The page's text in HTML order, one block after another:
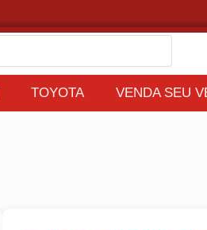
TOYOTA VENDA SEU